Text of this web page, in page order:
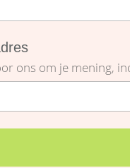
ons om je mening,